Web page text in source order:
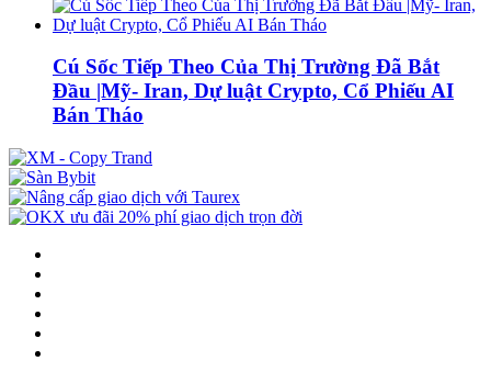
Cú Sốc Tiếp Theo Của Thị Trường Đã Bắt
Đầu |Mỹ- Iran, Dự luật Crypto, Cổ Phiếu AI
Bán Tháo